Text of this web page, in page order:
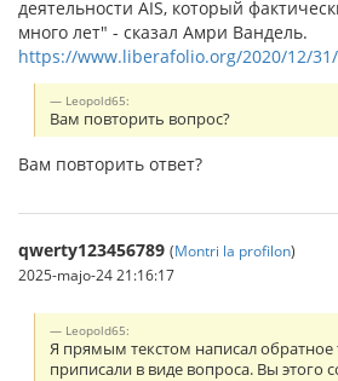
деятельности AIS, который
много лет" - сказал Амри Вандель.
https://www.liberafolio.org/2020/12/
Leopold65:
Вам повторить вопрос?
Вам повторить ответ?
qwerty123456789 (Montri la profilon)
2025-majo-24 21:16:17
Leopold65:
Я прямым текстом написал
приписали в виде вопроса. Вы этого